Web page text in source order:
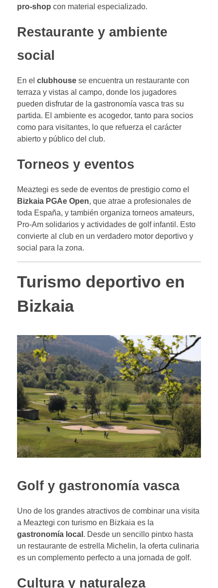
pro-shop con material especializado.
Restaurante y ambiente
social
En el clubhouse se encuentra un restaurante con
terraza y vistas al campo, donde los jugadores
pueden disfrutar de la gastronomía vasca tras su
partida. El ambiente es acogedor, tanto para socios
como para visitantes, lo que refuerza el carácter
abierto y público del club.
Torneos y eventos
Meaztegi es sede de eventos de prestigio como el
Bizkaia PGAe Open, que atrae a profesionales de
toda España, y también organiza torneos amateurs,
Pro-Am solidarios y actividades de golf infantil. Esto
convierte al club en un verdadero motor deportivo y
social para la zona.
Turismo deportivo en
Bizkaia
Golf y gastronomía vasca
Uno de los grandes atractivos de combinar una visita
a Meaztegi con turismo en Bizkaia es la
gastronomía local . Desde un sencillo pintxo hasta
un restaurante de estrella Michelin, la oferta culinaria
es un complemento perfecto a una jornada de golf.
Cultura y naturaleza